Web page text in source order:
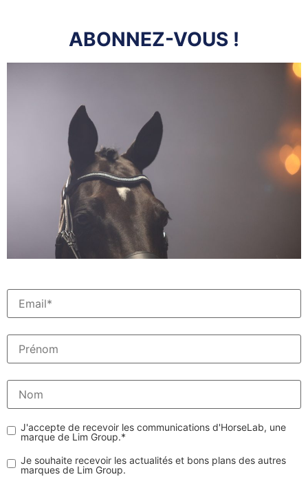
ABONNEZ-VOUS !
J'accepte de recevoir les communications d'HorseLab, une
marque de Lim Group.*
Je souhaite recevoir les actualités et bons plans des autres
marques de Lim Group.